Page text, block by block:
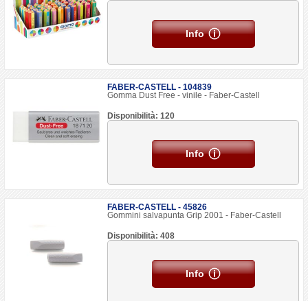
Info
FABER-CASTELL - 104839
Gomma Dust Free - vinile - Faber-Castell
Disponibilità: 120
Info
FABER-CASTELL - 45826
Gommini salvapunta Grip 2001 - Faber-Castell
Disponibilità: 408
Info